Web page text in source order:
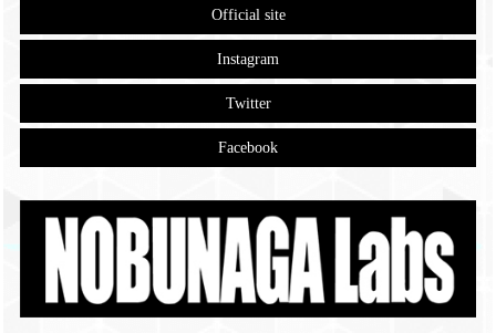
Official site
Instagram
Twitter
Facebook